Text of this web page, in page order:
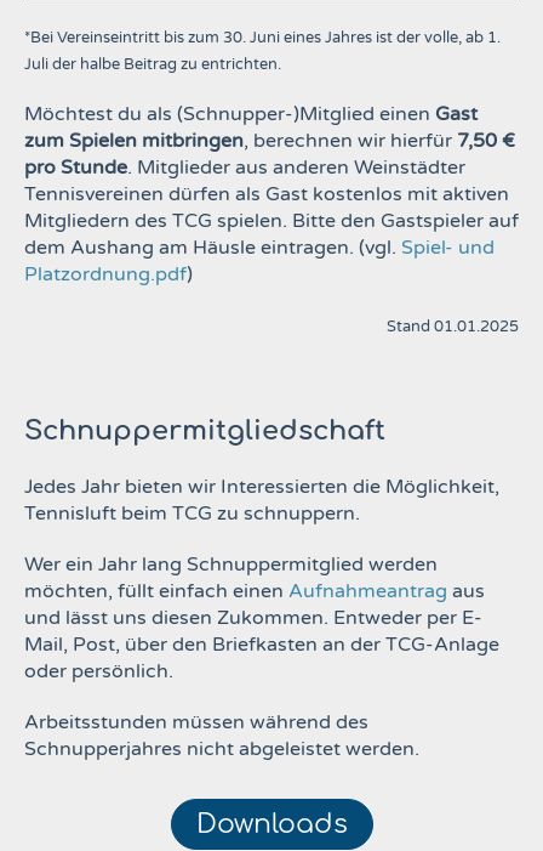
*Bei Vereinseintritt bis zum 30. Juni eines Jahres ist der volle, ab 1.
Juli der halbe Beitrag zu entrichten.
Möchtest du als (Schnupper-)Mitglied einen Gast
zum Spielen mitbringen, berechnen wir hierfür 7,50 €
pro Stunde. Mitglieder aus anderen Weinstädter
Tennisvereinen dürfen als Gast kostenlos mit aktiven
Mitgliedern des TCG spielen. Bitte den Gastspieler auf
dem Aushang am Häusle eintragen. (vgl. Spiel- und
Platzordnung.pdf)
Stand 01.01.2025
Schnuppermitgliedschaft
Jedes Jahr bieten wir Interessierten die Möglichkeit,
Tennisluft beim TCG zu schnuppern.
Wer ein Jahr lang Schnuppermitglied werden
möchten, füllt einfach einen Aufnahmeantrag aus
und lässt uns diesen Zukommen. Entweder per E-
Mail, Post, über den Briefkasten an der TCG-Anlage
oder persönlich.
Arbeitsstunden müssen während des
Schnupperjahres nicht abgeleistet werden.
Downloads